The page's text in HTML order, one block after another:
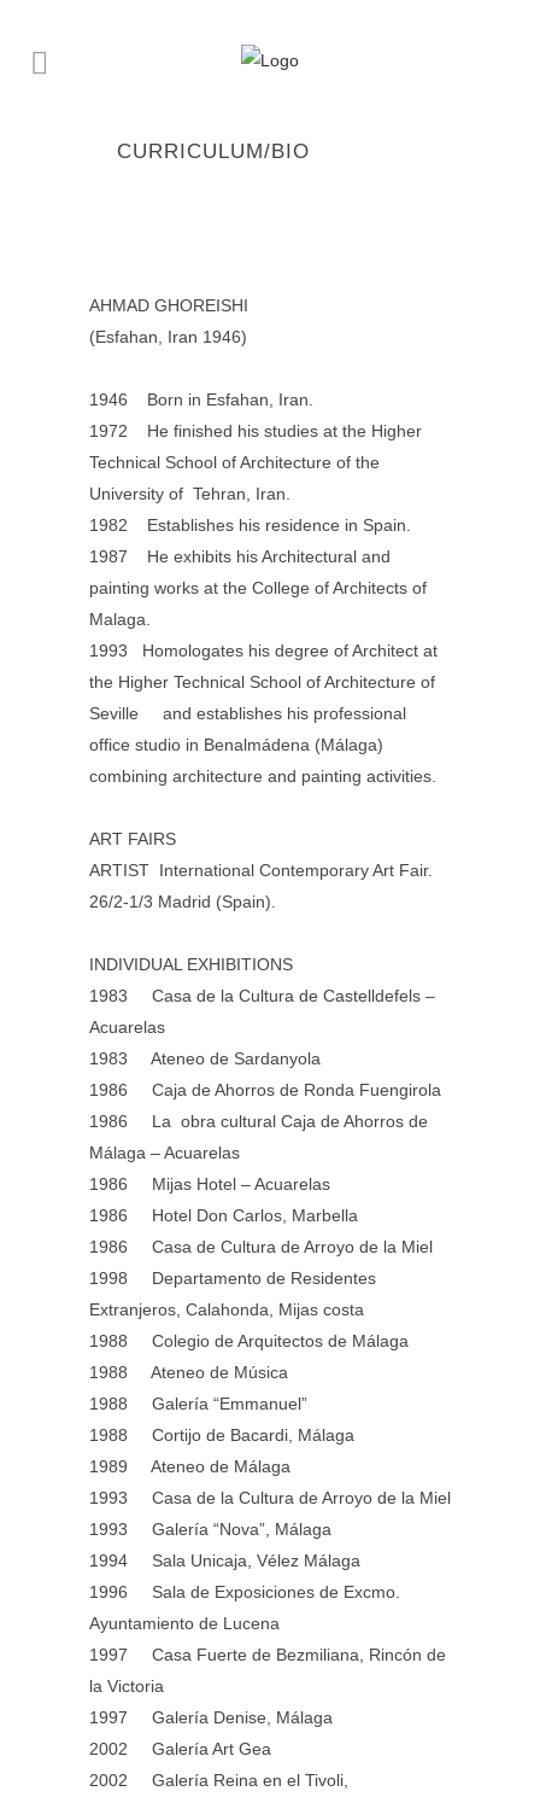
CURRICULUM/BIO
AHMAD GHOREISHI
(Esfahan, Iran 1946)
1946 Born in Esfahan, Iran.
1972 He finished his studies at the Higher
Technical School of Architecture of the
University of Tehran, Iran.
1982 Establishes his residence in Spain.
1987 He exhibits his Architectural and
painting works at the College of Architects of
Malaga.
1993 Homologates his degree of Architect at
the Higher Technical School of Architecture of
Seville and establishes his professional
office studio in Benalmádena (Málaga)
combining architecture and painting activities.
ART FAIRS
ARTIST International Contemporary Art Fair.
26/2-1/3 Madrid (Spain).
INDIVIDUAL EXHIBITIONS
1983 Casa de la Cultura de Castelldefels –
Acuarelas
1983 Ateneo de Sardanyola
1986 Caja de Ahorros de Ronda Fuengirola
1986 La obra cultural Caja de Ahorros de
Málaga – Acuarelas
1986 Mijas Hotel – Acuarelas
1986 Hotel Don Carlos, Marbella
1986 Casa de Cultura de Arroyo de la Miel
1998 Departamento de Residentes
Extranjeros, Calahonda, Mijas costa
1988 Colegio de Arquitectos de Málaga
1988 Ateneo de Música
1988 Galería “Emmanuel”
1988 Cortijo de Bacardi, Málaga
1989 Ateneo de Málaga
1993 Casa de la Cultura de Arroyo de la Miel
1993 Galería “Nova”, Málaga
1994 Sala Unicaja, Vélez Málaga
1996 Sala de Exposiciones de Excmo.
Ayuntamiento de Lucena
1997 Casa Fuerte de Bezmiliana, Rincón de
la Victoria
1997 Galería Denise, Málaga
2002 Galería Art Gea
2002 Galería Reina en el Tivoli,